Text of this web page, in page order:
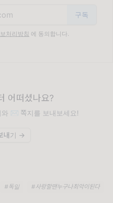
처리방침 에 동의합니다.
어떠셨나요?
✉️ 쪽지를 보내보세요!
내기 →
#독일 #사랑할땐누구나최악이된다